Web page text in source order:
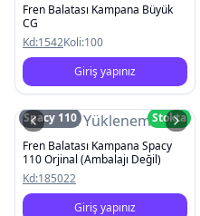
Fren Balatası Kampana Büyük
CG
Kd:1542Koli:100
Giriş yapınız
Resim Yüklenemedi
Spacy 110
Stokta
Fren Balatası Kampana Spacy
110 Orjinal (Ambalajı Değil)
Kd:185022
Giriş yapınız